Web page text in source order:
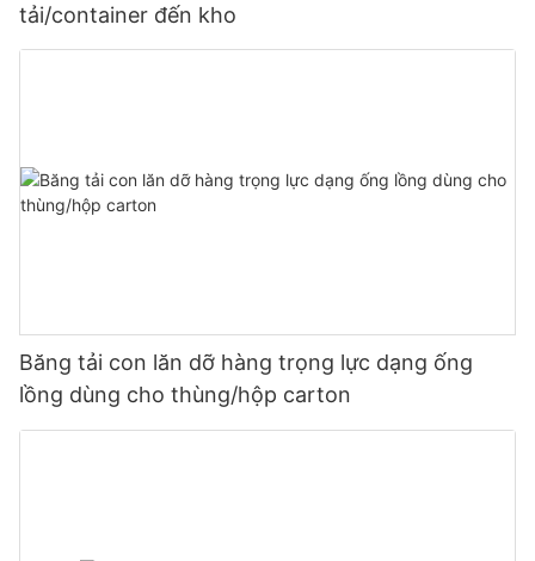
tải/container đến kho
Băng tải con lăn dỡ hàng trọng lực dạng ống
lồng dùng cho thùng/hộp carton